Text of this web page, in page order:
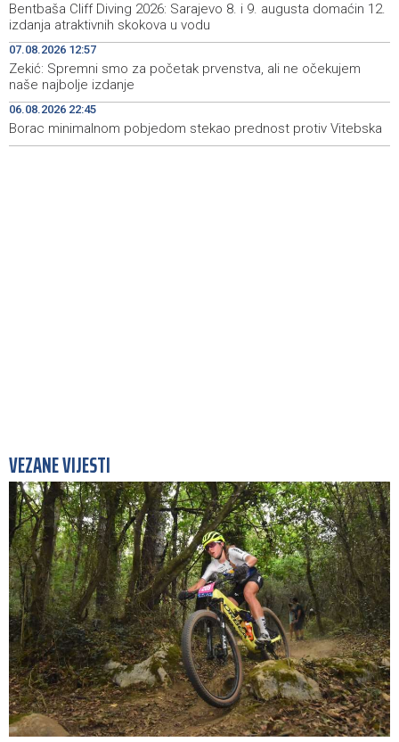
14:37
Sarajevska berza - Najveći promet ostvaren dionicama
HM Cementa
14:35
Federation of BiH launches new system to identify
conservation areas
14:16
U Bosni i Hercegovini sutra promjenljivo i nestabilno
vrijeme, poslijepodne lokalni pljuskovi
Bentbaša Cliff Diving 2026: Sarajevo 8. i 9. augusta domaćin 12.
izdanja atraktivnih skokova u vodu
07.08.2026 12:57
Zekić: Spremni smo za početak prvenstva, ali ne očekujem
naše najbolje izdanje
06.08.2026 22:45
Borac minimalnom pobjedom stekao prednost protiv Vitebska
VEZANE VIJESTI